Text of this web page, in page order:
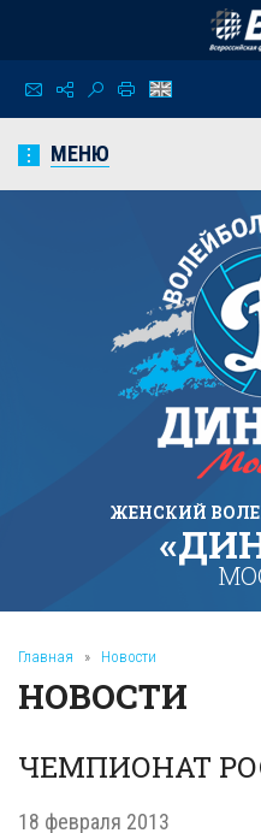
МЕНЮ
ЖЕНСКИЙ
Главная » Новости
НОВОСТИ
ЧЕМПИОНАТ
18 февраля 2013